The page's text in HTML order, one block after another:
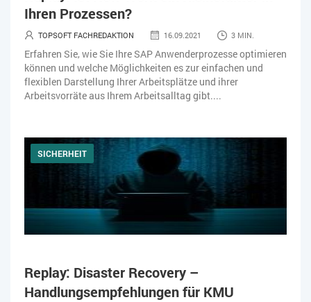
Ihren Prozessen?
TOPSOFT FACHREDAKTION 16.09.2021 3 MIN.
Erfahren Sie, wie Sie Ihre SAP Anwenderprozesse optimieren
können und welche Möglichkeiten es zur einfachen und
flexiblen Darstellung Ihrer Arbeitsplätze und ihrer
Arbeitsvorräte aus Ihrem Arbeitsalltag gibt....
SICHERHEIT
Replay: Disaster Recovery –
Handlungsempfehlungen für KMU